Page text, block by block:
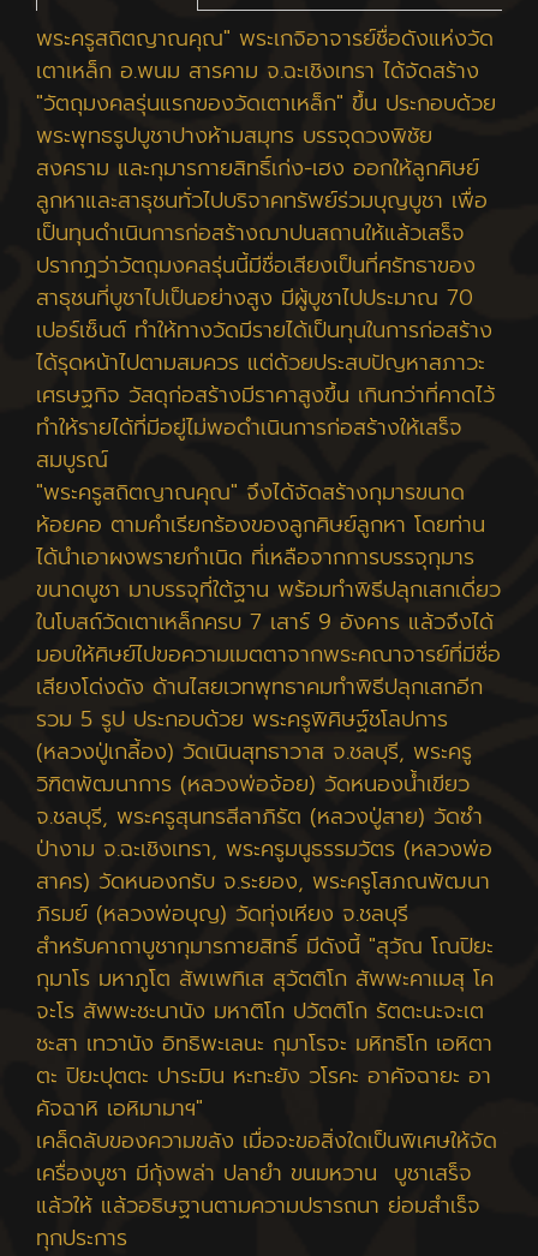
พระครูสถิตญาณคุณ" พระเกจิอาจารย์ชื่อดังแห่งวัด
เตาเหล็ก อ.พนม สารคาม จ.ฉะเชิงเทรา ได้จัดสร้าง
"วัตถุมงคลรุ่นแรกของวัดเตาเหล็ก" ขึ้น ประกอบด้วย
พระพุทธรูปบูชาปางห้ามสมุทร บรรจุดวงพิชัย
สงคราม และกุมารกายสิทธิ์เก่ง-เฮง ออกให้ลูกศิษย์
ลูกหาและสาธุชนทั่วไปบริจาคทรัพย์ร่วมบุญบูชา เพื่อ
เป็นทุนดำเนินการก่อสร้างฌาปนสถานให้แล้วเสร็จ
ปรากฏว่าวัตถุมงคลรุ่นนี้มีชื่อเสียงเป็นที่ศรัทธาของ
สาธุชนที่บูชาไปเป็นอย่างสูง มีผู้บูชาไปประมาณ 70
เปอร์เซ็นต์ ทำให้ทางวัดมีรายได้เป็นทุนในการก่อสร้าง
ได้รุดหน้าไปตามสมควร แต่ด้วยประสบปัญหาสภาวะ
เศรษฐกิจ วัสดุก่อสร้างมีราคาสูงขึ้น เกินกว่าที่คาดไว้
ทำให้รายได้ที่มีอยู่ไม่พอดำเนินการก่อสร้างให้เสร็จ
สมบูรณ์
"พระครูสถิตญาณคุณ" จึงได้จัดสร้างกุมารขนาด
ห้อยคอ ตามคำเรียกร้องของลูกศิษย์ลูกหา โดยท่าน
ได้นำเอาผงพรายกำเนิด ที่เหลือจากการบรรจุกุมาร
ขนาดบูชา มาบรรจุที่ใต้ฐาน พร้อมทำพิธีปลุกเสกเดี่ยว
ในโบสถ์วัดเตาเหล็กครบ 7 เสาร์ 9 อังคาร แล้วจึงได้
มอบให้ศิษย์ไปขอความเมตตาจากพระคณาจารย์ที่มีชื่อ
เสียงโด่งดัง ด้านไสยเวทพุทธาคมทำพิธีปลุกเสกอีก
รวม 5 รูป ประกอบด้วย พระครูพิศิษฐ์ชโลปการ
(หลวงปู่เกลี้อง) วัดเนินสุทธาวาส จ.ชลบุรี, พระครู
วิฑิตพัฒนาการ (หลวงพ่อจ้อย) วัดหนองน้ำเขียว
จ.ชลบุรี, พระครูสุนทรสีลาภิรัต (หลวงปู่สาย) วัดซำ
ป่างาม จ.ฉะเชิงเทรา, พระครูมนูธรรมวัตร (หลวงพ่อ
สาคร) วัดหนองกรับ จ.ระยอง, พระครูโสภณพัฒนา
ภิรมย์ (หลวงพ่อบุญ) วัดทุ่งเหียง จ.ชลบุรี
สำหรับคาถาบูชากุมารกายสิทธิ์ มีดังนี้ "สุวัณ โณปิยะ
กุมาโร มหาภูโต สัพเพทิเส สุวัตติโก สัพพะคาเมสุ โค
จะโร สัพพะชะนานัง มหาติโก ปวัตติโก รัตตะนะจะเต
ชะสา เทวานัง อิทธิพะเลนะ กุมาโรจะ มหิทธิโก เอหิตา
ตะ ปิยะปุตตะ ปาระมิน หะทะยัง วโรคะ อาคัจฉายะ อา
คัจฉาหิ เอหิมามาฯ"
เคล็ดลับของความขลัง เมื่อจะขอสิ่งใดเป็นพิเศษให้จัด
เครื่องบูชา มีกุ้งพล่า ปลายำ ขนมหวาน บูชาเสร็จ
แล้วให้ แล้วอธิษฐานตามความปรารถนา ย่อมสำเร็จ
ทุกประการ